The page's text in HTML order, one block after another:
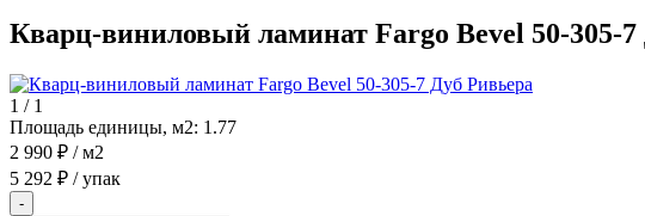
Кварц-виниловый ламинат Fargo Bevel 50-305-7
1 / 1
Площадь единицы, м2: 1.77
2 990 ₽ / м2
5 292 ₽ / упак
-